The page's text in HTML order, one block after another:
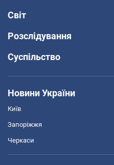
Світ
Розслідування
Суспільство
Новини України
Київ
Запоріжжя
Черкаси